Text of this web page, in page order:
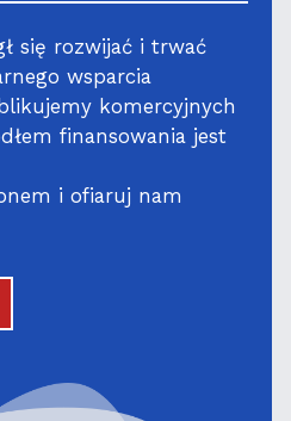
się rozwijać i trwać
wsparcia
komercyjnych
finansowania jest
i ofiaruj nam